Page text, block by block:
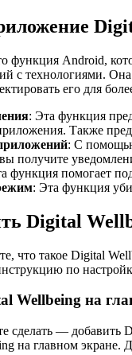
функция Android,
с технологиями.
его для
: Эта функция
Также
: С
получите
функция помогает
: Эта функция
Digital
что такое Digital
по
Wellbeing на
сделать — добавить
на главном экране.